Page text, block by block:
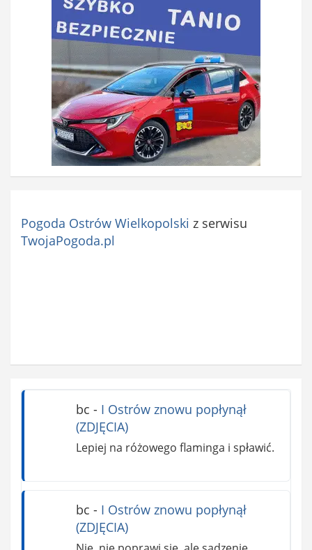
Pogoda Ostrów Wielkopolski z serwisu
TwojaPogoda.pl
bc - I Ostrów znowu popłynął
(ZDJĘCIA)
Lepiej na różowego flaminga i spławić.
bc - I Ostrów znowu popłynął
(ZDJĘCIA)